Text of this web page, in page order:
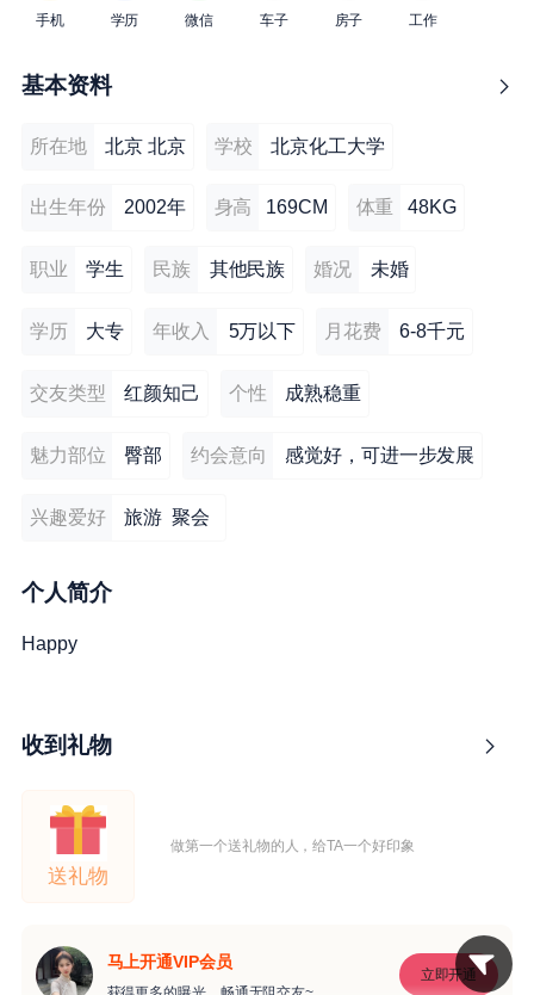
手机 学历 微信 车子 房子 工作
基本资料
所在地 北京 北京 学校 北京化工大学
出生年份 2002年 身高 169CM 体重 48KG
职业 学生 民族 其他民族 婚况 未婚
学历 大专 年收入 5万以下 月花费 6-8千元
交友类型 红颜知己 个性 成熟稳重
魅力部位 臀部 约会意向 感觉好，可进一步发展
兴趣爱好 旅游 聚会
个人简介
Happy
收到礼物
送礼物
做第一个送礼物的人，给TA一个好印象
马上开通VIP会员
立即开通